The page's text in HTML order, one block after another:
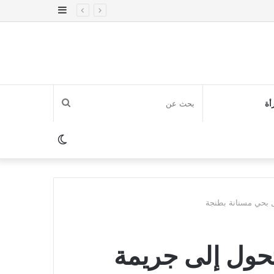
إضافة
بحث
عنالوضع
المظلم
بحي مسنانة بطنجة
إلى جريمة